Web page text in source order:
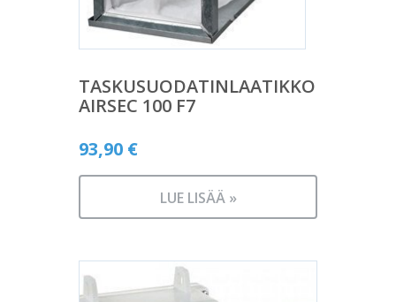
TASKUSUODATINLAATIKKO
AIRSEC 100 F7
93,90 €
LUE LISÄÄ »